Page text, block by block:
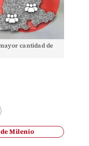
cantidad de
Milenio